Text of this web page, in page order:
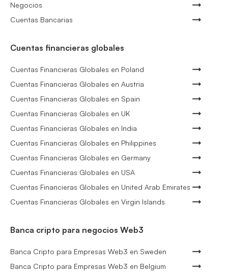
Negocios
Cuentas Bancarias
Cuentas financieras globales
Cuentas Financieras Globales en Poland
Cuentas Financieras Globales en Austria
Cuentas Financieras Globales en Spain
Cuentas Financieras Globales en UK
Cuentas Financieras Globales en India
Cuentas Financieras Globales en Philippines
Cuentas Financieras Globales en Germany
Cuentas Financieras Globales en USA
Cuentas Financieras Globales en United Arab Emirates
Cuentas Financieras Globales en Virgin Islands
Banca cripto para negocios Web3
Banca Cripto para Empresas Web3 en Sweden
Banca Cripto para Empresas Web3 en Belgium